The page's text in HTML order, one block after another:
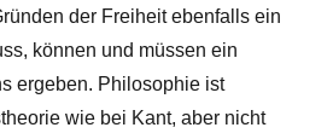
der Freiheit ebenfalls ein
können und müssen ein
ergeben. Philosophie ist
wie bei Kant, aber nicht